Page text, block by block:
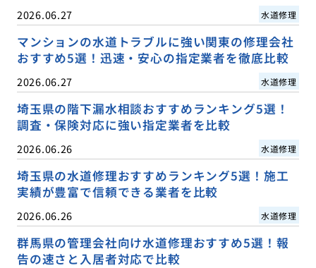
2026.06.27 水道修理
マンションの水道トラブルに強い関東の修理会社
おすすめ5選！迅速・安心の指定業者を徹底比較
2026.06.27 水道修理
埼玉県の階下漏水相談おすすめランキング5選！
調査・保険対応に強い指定業者を比較
2026.06.26 水道修理
埼玉県の水道修理おすすめランキング5選！施工
実績が豊富で信頼できる業者を比較
2026.06.26 水道修理
群馬県の管理会社向け水道修理おすすめ5選！報
告の速さと入居者対応で比較